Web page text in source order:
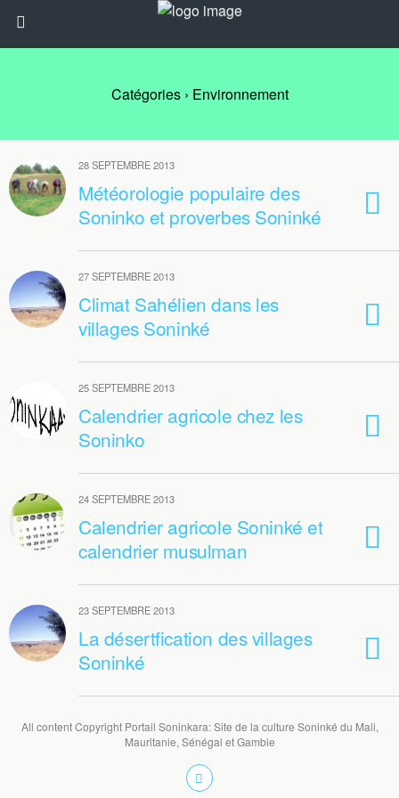
Catégories › Environnement
28 SEPTEMBRE 2013
Météorologie populaire des
Soninko et proverbes Soninké
27 SEPTEMBRE 2013
Climat Sahélien dans les
villages Soninké
25 SEPTEMBRE 2013
Calendrier agricole chez les
Soninko
24 SEPTEMBRE 2013
Calendrier agricole Soninké et
calendrier musulman
23 SEPTEMBRE 2013
La désertfication des villages
Soninké
All content Copyright Portail Soninkara: Site de la culture Soninké du Mali,
Mauritanie, Sénégal et Gambie